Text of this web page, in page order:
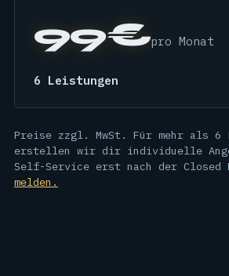
99€pro Monat
6 Leistungen
Preise zzgl. MwSt. Für mehr als 6
erstellen wir dir individuelle
Self-Service erst nach der Closed
melden.